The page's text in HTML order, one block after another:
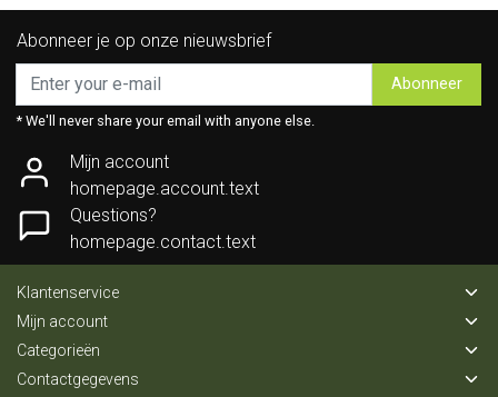
Abonneer je op onze nieuwsbrief
Abonneer
* We'll never share your email with anyone else.
Mijn account
homepage.account.text
Questions?
homepage.contact.text
Klantenservice
Mijn account
Categorieën
Contactgegevens